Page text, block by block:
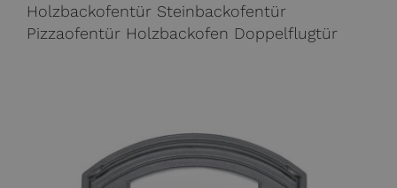
Holzbackofentür Steinbackofentür
Pizzaofentür Holzbackofen Doppelflugtür